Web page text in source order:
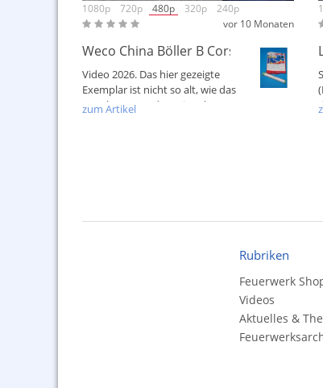
1080p
720p 480p 320p
240p
vor 10 Monaten
Weco China Böller B Corsair
Video 2026. Das hier gezeigte
Exemplar ist nicht so alt, wie das
Angebot. Trotzdem ein schöner...
zum Artikel
Rubriken
Feuerwerk
Videos
Aktuelles &